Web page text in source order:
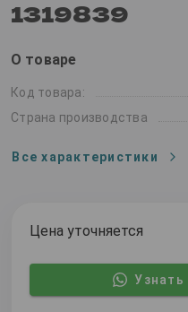
1319839
О товаре
Код товара:
Страна производства
Все характеристики
Цена уточняется
Узнать